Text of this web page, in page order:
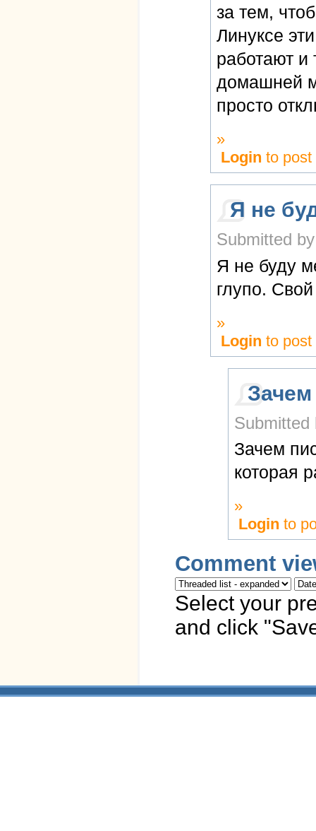
за тем,
Линуксе
работают и
домашней
просто
»
Login to post
Я не
Submitted
Я не буду
глупо.
»
Login to post
Зачем
Submitted
Зачем
которая
»
Login to
Comment
Select your
and click